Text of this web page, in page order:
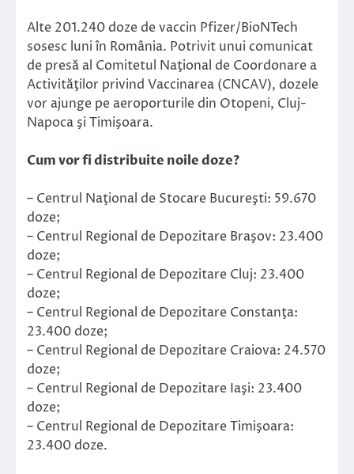
Alte 201.240 doze de vaccin Pfizer/BioNTech
sosesc luni în România. Potrivit unui comunicat
de presă al Comitetul Naţional de Coordonare a
Activităţilor privind Vaccinarea (CNCAV), dozele
vor ajunge pe aeroporturile din Otopeni, Cluj-
Napoca şi Timişoara.
Cum vor fi distribuite noile doze?
– Centrul Naţional de Stocare Bucureşti: 59.670
doze;
– Centrul Regional de Depozitare Braşov: 23.400
doze;
– Centrul Regional de Depozitare Cluj: 23.400
doze;
– Centrul Regional de Depozitare Constanţa:
23.400 doze;
– Centrul Regional de Depozitare Craiova: 24.570
doze;
– Centrul Regional de Depozitare Iaşi: 23.400
doze;
– Centrul Regional de Depozitare Timişoara:
23.400 doze.